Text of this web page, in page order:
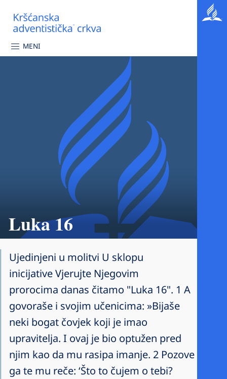
MENI
Luka 16
Ujedinjeni u molitvi U sklopu
inicijative Vjerujte Njegovim
prorocima danas čitamo "Luka 16". 1 A
govoraše i svojim učenicima: »Bijaše
neki bogat čovjek koji je imao
upravitelja. I ovaj je bio optužen pred
njim kao da mu rasipa imanje. 2 Pozove
ga te mu reče: ‘Što to čujem o tebi?